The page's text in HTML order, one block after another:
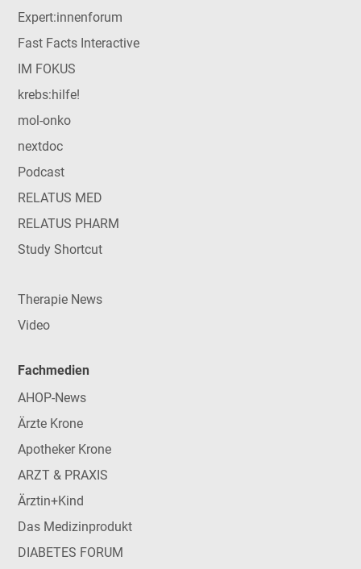
Expert:innenforum
Fast Facts Interactive
IM FOKUS
krebs:hilfe!
mol-onko
nextdoc
Podcast
RELATUS MED
RELATUS PHARM
Study Shortcut
Therapie News
Video
Fachmedien
AHOP-News
Ärzte Krone
Apotheker Krone
ARZT & PRAXIS
Ärztin+Kind
Das Medizinprodukt
DIABETES FORUM